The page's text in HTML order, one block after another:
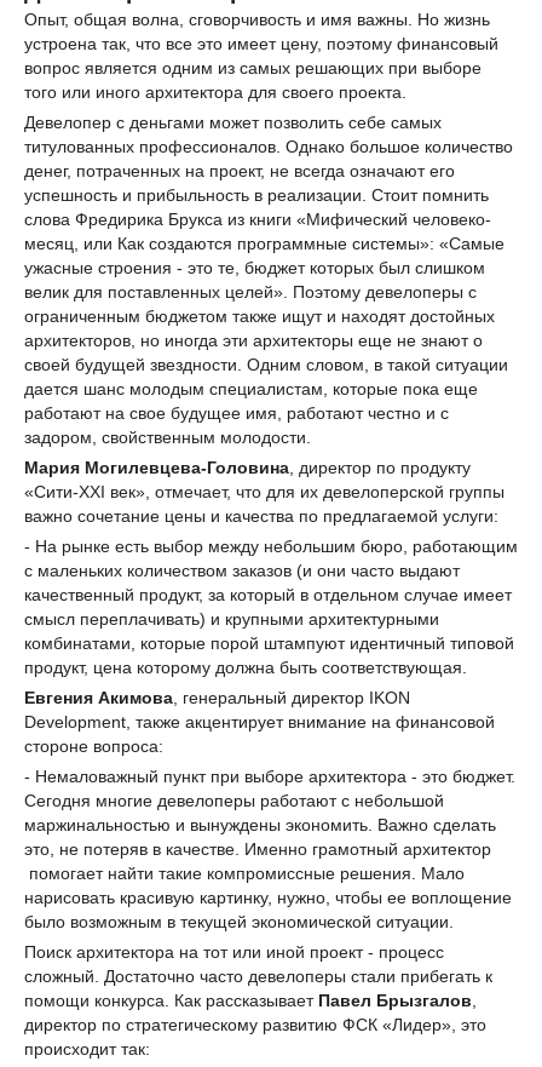
Опыт, общая волна, сговорчивость и имя важны. Но жизнь
устроена так, что все это имеет цену, поэтому финансовый
вопрос является одним из самых решающих при выборе
того или иного архитектора для своего проекта.
Девелопер с деньгами может позволить себе самых
титулованных профессионалов. Однако большое количество
денег, потраченных на проект, не всегда означают его
успешность и прибыльность в реализации. Стоит помнить
слова Фредирика Брукса из книги «Мифический человеко-
месяц, или Как создаются программные системы»: «Самые
ужасные строения - это те, бюджет которых был слишком
велик для поставленных целей». Поэтому девелоперы с
ограниченным бюджетом также ищут и находят достойных
архитекторов, но иногда эти архитекторы еще не знают о
своей будущей звездности. Одним словом, в такой ситуации
дается шанс молодым специалистам, которые пока еще
работают на свое будущее имя, работают честно и с
задором, свойственным молодости.
Мария Могилевцева-Головина , директор по продукту
«Сити-XXI век», отмечает, что для их девелоперской группы
важно сочетание цены и качества по предлагаемой услуги:
- На рынке есть выбор между небольшим бюро, работающим
с маленьких количеством заказов (и они часто выдают
качественный продукт, за который в отдельном случае имеет
смысл переплачивать) и крупными архитектурными
комбинатами, которые порой штампуют идентичный типовой
продукт, цена которому должна быть соответствующая.
Евгения Акимова , генеральный директор IKON
Development, также акцентирует внимание на финансовой
стороне вопроса:
- Немаловажный пункт при выборе архитектора - это бюджет.
Сегодня многие девелоперы работают с небольшой
маржинальностью и вынуждены экономить. Важно сделать
это, не потеряв в качестве. Именно грамотный архитектор
помогает найти такие компромиссные решения. Мало
нарисовать красивую картинку, нужно, чтобы ее воплощение
было возможным в текущей экономической ситуации.
Поиск архитектора на тот или иной проект - процесс
сложный. Достаточно часто девелоперы стали прибегать к
помощи конкурса. Как рассказывает Павел Брызгалов
директор по стратегическому развитию ФСК «Лидер», это
происходит так: